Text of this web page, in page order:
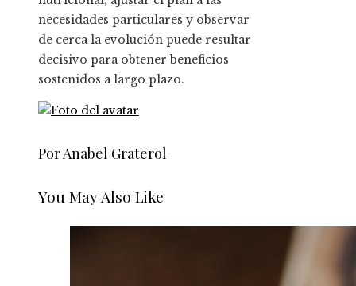
necesidades particulares y observar
de cerca la evolución puede resultar
decisivo para obtener beneficios
sostenidos a largo plazo.
Por Anabel Graterol
You May Also Like